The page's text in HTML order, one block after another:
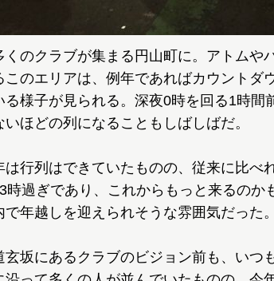
のクラブが集まる円山町に。アトムや
このエリアは、例年であればカウントダ
る様子が見られる。深夜0時を回る1時間
いほどの列になることもしばしばだ。
行列はできていたものの、従来に比べ
時過ぎであり、これからもっと来るのか
で年越しを迎えられそうな雰囲気だった。
坂にあるクラブのビジョン前も、いつ